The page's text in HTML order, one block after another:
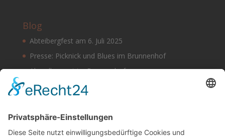
Blog
Abteibergfest am 6. Juli 2025
Presse: Picknick und Blues im Brunnenhof
Abendkonzert im Brunnenhof
Musik im Brunnenhof – Jetzt Samstag den 14.
September
Einladung zur Veranstaltung am Tag des offenen
Denkmals 2024